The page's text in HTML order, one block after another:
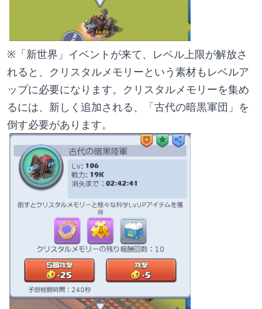
※「新世界」イベントが来て、レベル上限が解放さ
れると、クリスタルメモリーという素材もレベルア
ップに必要になります。クリスタルメモリーを集め
るには、新しく追加される、「古代の暗黒軍団」を
倒す必要があります。